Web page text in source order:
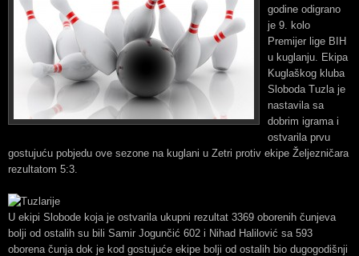
godine odigrano
je 9. kolo
Premijer lige BIH
u kuglanju. Ekipa
Kuglaškog kluba
Sloboda Tuzla je
nastavila sa
dobrim igrama i
ostvarila prvu
gostujuću pobjedu ove sezone na kuglani u Zetri protiv ekipe Željezničara
rezultatom 5:3.
U ekipi Slobode koja je ostvarila ukupni rezultat 3369 oborenih čunjeva
bolji od ostalih su bili Samir Jogunčić 602 i Nihad Halilović sa 593
oborena čunja dok je kod gostujuće ekipe bolji od ostalih bio dugogodišnji